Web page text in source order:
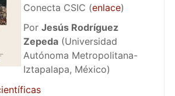
Conecta CSIC (enlace)
Por Jesús Rodríguez
Zepeda(Universidad
Autónoma Metropolitana-
Iztapalapa, México)